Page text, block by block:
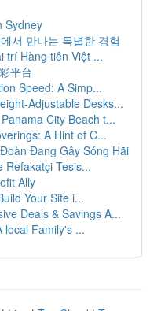
Sydney
서 만나는 특별한 경험
trí Hàng tiên Việt ...
平台
Speed: A Simp...
Adjustable Desks...
City Beach t...
A Hint of C...
Đang Gây Sóng Hãi
Refakatçi Tesis...
Ally
Your Site i...
Deals & Savings A...
local Family's ...